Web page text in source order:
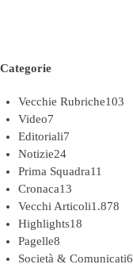
Categorie
Vecchie Rubriche103
Video7
Editoriali7
Notizie24
Prima Squadra11
Cronaca13
Vecchi Articoli1.878
Highlights18
Pagelle8
Società & Comunicati6